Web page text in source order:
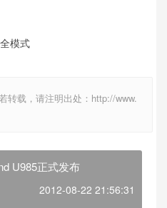
模式
转载，请注明出处：http://www.
U985正式发布
2012-08-22 21:56:31